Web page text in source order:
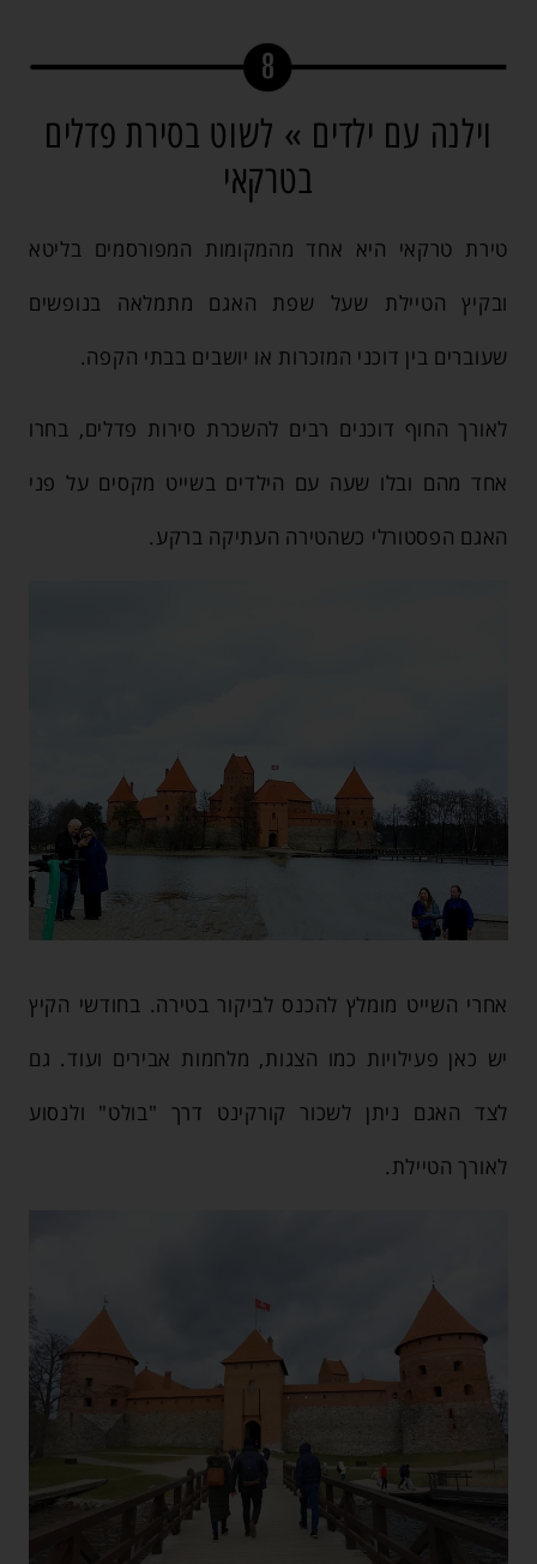
וילנה עם ילדים » לשוט בסירת פדלים
בטרקאי
טירת טרקאי היא אחד מהמקומות המפורסמים בליטא
ובקיץ הטיילת שעל שפת האגם מתמלאה בנופשים
שעוברים בין דוכני המזכרות או יושבים בבתי הקפה.
לאורך החוף דוכנים רבים להשכרת סירות פדלים, בחרו
אחד מהם ובלו שעה עם הילדים בשייט מקסים על פני
האגם הפסטורלי כשהטירה העתיקה ברקע.
אחרי השייט מומלץ להכנס לביקור בטירה. בחודשי הקיץ
יש כאן פעילויות כמו הצגות, מלחמות אבירים ועוד. גם
לצד האגם ניתן לשכור קורקינט דרך "בולט" ולנסוע
לאורך הטיילת.